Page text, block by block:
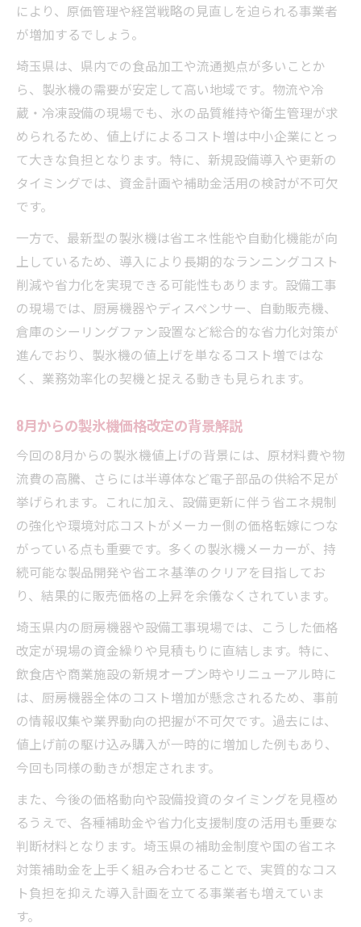
令和7年度の補助金と製氷機導入支援
補正予算活用で製氷機値上げに備える
製氷機とエアコン関連補助金動向も注目
製氷機導入時に押さえたい支援策とは
製氷機購入時に使える補助金の種類
埼玉県省力化補助金の申請ポイント
製氷機と省エネ補助金の活用事例
補助金活用でコストを抑える秘訣紹介
製氷機コスト削減へ補助金選びのコツ
省エネ補助金と製氷機導入の相乗効果
製氷機値上げ時の最適な補助金申請術
補助金最新情報でコスト負担を最小化
製氷機設備投資と補助金の賢い使い方
各業種に広がる製氷機コスト上昇の実態
製氷機値上げと今後の設備投資判断
埼玉県の出荷額データで見る影響分析
値上げ時の省力化補助金活用事例紹介
により、原価管理や経営戦略の見直しを迫られる事業者
が増加するでしょう。
埼玉県は、県内での食品加工や流通拠点が多いことか
ら、製氷機の需要が安定して高い地域です。物流や冷
蔵・冷凍設備の現場でも、氷の品質維持や衛生管理が求
められるため、値上げによるコスト増は中小企業にとっ
て大きな負担となります。特に、新規設備導入や更新の
タイミングでは、資金計画や補助金活用の検討が不可欠
です。
一方で、最新型の製氷機は省エネ性能や自動化機能が向
上しているため、導入により長期的なランニングコスト
削減や省力化を実現できる可能性もあります。設備工事
の現場では、厨房機器やディスペンサー、自動販売機、
倉庫のシーリングファン設置など総合的な省力化対策が
進んでおり、製氷機の値上げを単なるコスト増ではな
く、業務効率化の契機と捉える動きも見られます。
8月からの製氷機価格改定の背景解説
今回の8月からの製氷機値上げの背景には、原材料費や物
流費の高騰、さらには半導体など電子部品の供給不足が
挙げられます。これに加え、設備更新に伴う省エネ規制
の強化や環境対応コストがメーカー側の価格転嫁につな
がっている点も重要です。多くの製氷機メーカーが、持
続可能な製品開発や省エネ基準のクリアを目指してお
り、結果的に販売価格の上昇を余儀なくされています。
埼玉県内の厨房機器や設備工事現場では、こうした価格
改定が現場の資金繰りや見積もりに直結します。特に、
飲食店や商業施設の新規オープン時やリニューアル時に
は、厨房機器全体のコスト増加が懸念されるため、事前
の情報収集や業界動向の把握が不可欠です。過去には、
値上げ前の駆け込み購入が一時的に増加した例もあり、
今回も同様の動きが想定されます。
また、今後の価格動向や設備投資のタイミングを見極め
るうえで、各種補助金や省力化支援制度の活用も重要な
判断材料となります。埼玉県の補助金制度や国の省エネ
対策補助金を上手く組み合わせることで、実質的なコス
ト負担を抑えた導入計画を立てる事業者も増えていま
す。